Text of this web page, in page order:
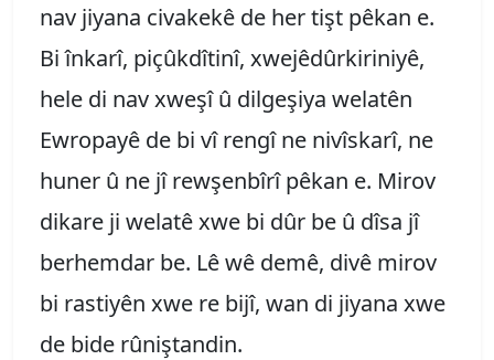
nav jiyana civakekê de her tişt pêkan e.
Bi înkarî, piçûkdîtinî, xwejêdûrkiriniyê,
hele di nav xweşî û dilgeşiya welatên
Ewropayê de bi vî rengî ne nivîskarî, ne
huner û ne jî rewşenbîrî pêkan e. Mirov
dikare ji welatê xwe bi dûr be û dîsa jî
berhemdar be. Lê wê demê, divê mirov
bi rastiyên xwe re bijî, wan di jiyana xwe
de bide rûniştandin.